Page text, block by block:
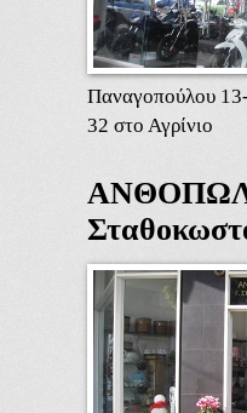
Παναγοπούλου
32 στο Αγρίνιο